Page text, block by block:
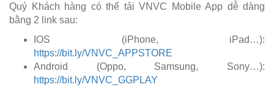
Quý Khách hàng có thể tải VNVC Mobile App dễ dàng
bằng 2 link sau:
IOS (iPhone, iPad…):
https://bit.ly/VNVC_APPSTORE
Android (Oppo, Samsung, Sony…):
https://bit.ly/VNVC_GGPLAY